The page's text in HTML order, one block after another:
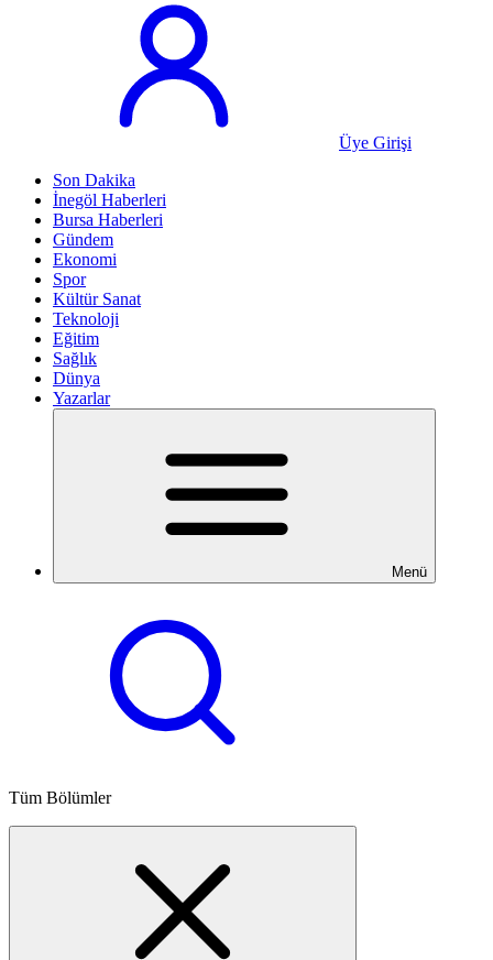
Üye Girişi
Son Dakika
İnegöl Haberleri
Bursa Haberleri
Gündem
Ekonomi
Spor
Kültür Sanat
Teknoloji
Eğitim
Sağlık
Dünya
Yazarlar
Menü
Tüm Bölümler